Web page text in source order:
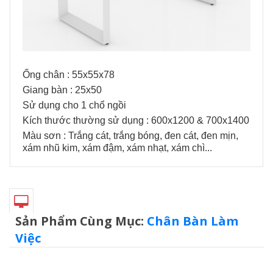
Ống chân : 55x55x78
Giang bàn : 25x50
Sử dụng cho 1 chổ ngồi
Kích thước thường sử dụng : 600x1200 & 700x1400
Màu sơn : Trắng cát, trắng bóng, đen cát, đen mịn,
xám nhũ kim, xám đậm, xám nhạt, xám chì...
Sản Phẩm Cùng Mục: Chân Bàn Làm
Việc